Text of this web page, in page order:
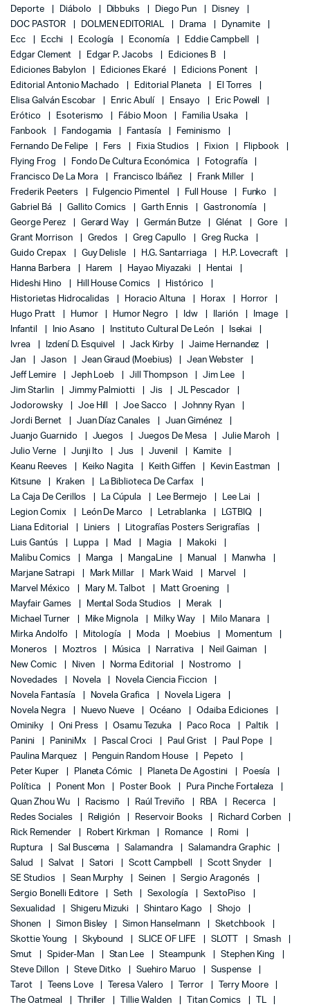
Deporte
Diábolo Dibbuks Diego Pun
Disney
DOC PASTOR
DOLMEN EDITORIAL Drama
Dynamite
Ecc
Ecchi Ecología Economía
Eddie Campbell
Edgar Clement
Edgar P. Jacobs
Ediciones B
Ediciones Babylon
Ediciones Ekaré
Edicions Ponent
Editorial Antonio Machado
Editorial Planeta
El Torres
Elisa Galván Escobar
Enric Abulí Ensayo
Eric Powell
Erótico
Esoterismo Fábio Moon
Familia Usaka
Fanbook
Fandogamia Fantasía
Feminismo
Fernando De Felipe
Fers Fixia Studios Fixion
Flipbook
Flying Frog
Fondo De Cultura Económica
Fotografía
Francisco De La Mora
Francisco Ibáñez
Frank Miller
Frederik Peeters
Fulgencio Pimentel Full House
Funko
Gabriel Bá
Gallito Comics Garth Ennis
Gastronomía
George Perez
Gerard Way Germán Butze Glénat
Gore
Grant Morrison
Gredos Greg Capullo
Greg Rucka
Guido Crepax
Guy Delisle H.G. Santarriaga
H.P. Lovecraft
Hanna Barbera
Harem Hayao Miyazaki
Hentai
Hideshi Hino
Hill House Comics
Histórico
Historietas Hidrocalidas
Horacio Altuna Horax
Horror
Hugo Pratt
Humor Humor Negro Idw Ilarión
Image
Infantil
Inio Asano Instituto Cultural De León
Isekai
Ivrea
Izdení D. Esquivel Jack Kirby
Jaime Hernandez
Jan
Jason Jean Giraud (Moebius)
Jean Webster
Jeff Lemire
Jeph Loeb Jill Thompson
Jim Lee
Jim Starlin
Jimmy Palmiotti Jis
JL Pescador
Jodorowsky
Joe Hill Joe Sacco
Johnny Ryan
Jordi Bernet
Juan Díaz Canales
Juan Giménez
Juanjo Guarnido
Juegos Juegos De Mesa
Julie Maroh
Julio Verne
Junji Ito Jus Juvenil
Kamite
Keanu Reeves
Keiko Nagita Keith Giffen
Kevin Eastman
Kitsune
Kraken
La Biblioteca De Carfax
La Caja De Cerillos
La Cúpula Lee Bermejo
Lee Lai
Legion Comix
León De Marco Letrablanka
LGTBIQ
Liana Editorial
Liniers
Litografías Posters Serigrafías
Luis Gantús
Luppa Mad Magia
Makoki
Malibu Comics
Manga MangaLine Manual
Manwha
Marjane Satrapi
Mark Millar Mark Waid
Marvel
Marvel México
Mary M. Talbot
Matt Groening
Mayfair Games
Mental Soda Studios
Merak
Michael Turner
Mike Mignola Milky Way
Milo Manara
Mirka Andolfo
Mitología Moda Moebius
Momentum
Moneros
Moztros Música Narrativa
Neil Gaiman
New Comic
Niven Norma Editorial
Nostromo
Novedades
Novela
Novela Ciencia Ficcion
Novela Fantasía
Novela Grafica
Novela Ligera
Novela Negra
Nuevo Nueve Océano
Odaiba Ediciones
Ominiky
Oni Press Osamu Tezuka Paco Roca
Paltik
Panini
PaniniMx Pascal Croci Paul Grist
Paul Pope
Paulina Marquez
Penguin Random House
Pepeto
Peter Kuper
Planeta Cómic Planeta De Agostini
Poesía
Política
Ponent Mon Poster Book
Pura Pinche Fortaleza
Quan Zhou Wu
Racismo Raúl Treviño RBA
Recerca
Redes Sociales
Religión Reservoir Books
Richard Corben
Rick Remender
Robert Kirkman Romance
Romi
Ruptura
Sal Buscema Salamandra
Salamandra Graphic
Salud
Salvat Satori Scott Campbell
Scott Snyder
SE Studios
Sean Murphy Seinen
Sergio Aragonés
Sergio Bonelli Editore
Seth Sexología
SextoPiso
Sexualidad
Shigeru Mizuki Shintaro Kago
Shojo
Shonen
Simon Bisley Simon Hanselmann
Sketchbook
Skottie Young
Skybound SLICE OF LIFE SLOTT
Smash
Smut
Spider-Man Stan Lee Steampunk
Stephen King
Steve Dillon
Steve Ditko Suehiro Maruo
Suspense
Tarot
Teens Love Teresa Valero Terror
Terry Moore
The Oatmeal
Thriller Tillie Walden Titan Comics TL